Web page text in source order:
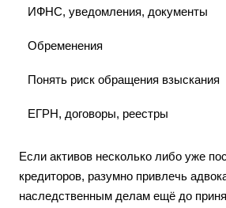
ИФНС, уведомления, документы
Обременения
Понять риск обращения взыскания
ЕГРН, договоры, реестры
Если активов несколько либо уже
кредиторов, разумно привлечь
наследственным делам ещё до